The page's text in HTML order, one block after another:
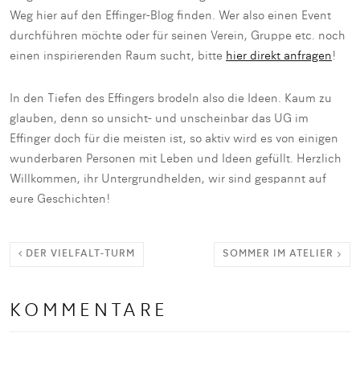
Weg hier auf den Effinger-Blog finden. Wer also einen Event
durchführen möchte oder für seinen Verein, Gruppe etc. noch
einen inspirierenden Raum sucht, bitte hier direkt anfragen !
In den Tiefen des Effingers brodeln also die Ideen. Kaum zu
glauben, denn so unsicht- und unscheinbar das UG im
Effinger doch für die meisten ist, so aktiv wird es von einigen
wunderbaren Personen mit Leben und Ideen gefüllt. Herzlich
Willkommen, ihr Untergrundhelden, wir sind gespannt auf
eure Geschichten!
DER VIELFALT-TURM SOMMER IM ATELIER
KOMMENTARE